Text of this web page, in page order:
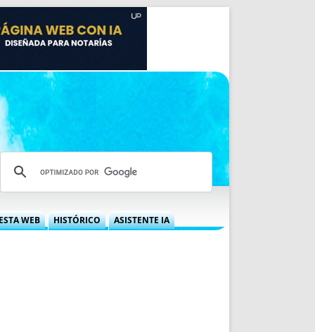
WEB HISTÓRICO ASISTENTE IA